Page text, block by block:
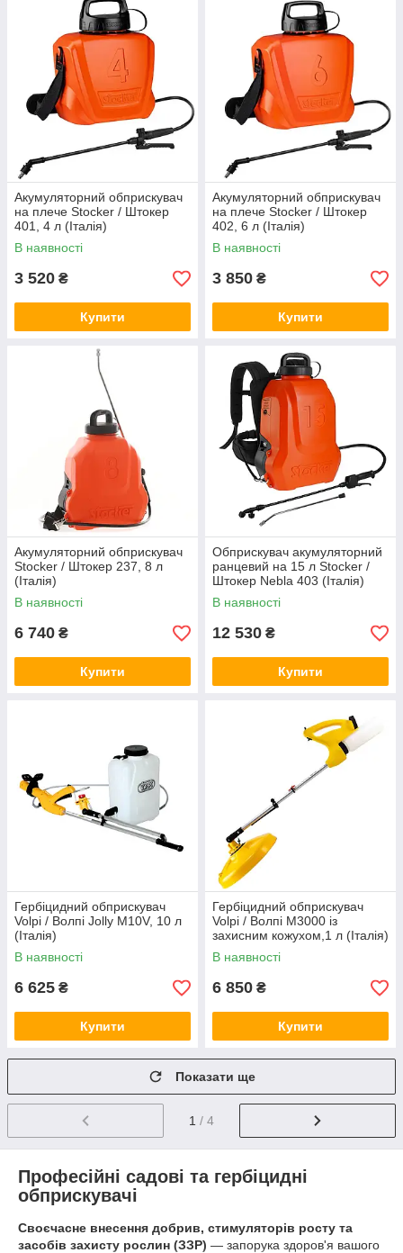
Акумуляторний обприскувач
на плече Stocker / Штокер
401, 4 л (Італія)
В наявності
3 520 ₴
Купити
Акумуляторний обприскувач
на плече Stocker / Штокер
402, 6 л (Італія)
В наявності
3 850 ₴
Купити
Акумуляторний обприскувач
Stocker / Штокер 237, 8 л
(Італія)
В наявності
6 740 ₴
Купити
Обприскувач акумуляторний
ранцевий на 15 л Stocker /
Штокер Nebla 403 (Італія)
В наявності
12 530 ₴
Купити
Гербіцидний обприскувач
Volpi / Волпі Jolly M10V, 10 л
(Італія)
В наявності
6 625 ₴
Купити
Гербіцидний обприскувач
Volpi / Волпі M3000 із
захисним кожухом,1 л (Італія)
В наявності
6 850 ₴
Купити
Показати ще
1 / 4
Професійні садові та гербіцидні
обприскувачі
Своєчасне внесення добрив, стимуляторів росту та
засобів захисту рослин (ЗЗР) — запорука здоров'я вашого